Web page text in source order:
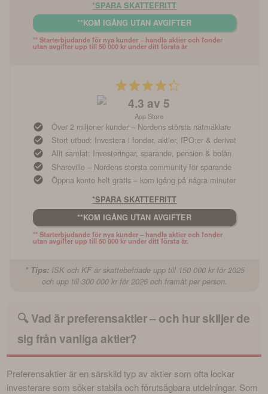
*SPARA SKATTEFRITT
**KOM IGÅNG UTAN AVGIFTER
** Starterbjudande för nya kunder – handla aktier och fonder
utan avgifter upp till 50 000 kr under ditt första år
4.3 av 5
App Store
Över 2 miljoner kunder – Nordens största nätmäklare
Stort utbud: Investera i fonder, aktier, IPO:er & derivat
Allt samlat: Investeringar, sparande, pension & bolån
Shareville – Nordens största community för sparande
Öppna konto helt gratis – kom igång på några minuter
*SPARA SKATTEFRITT
**KOM IGÅNG UTAN AVGIFTER
** Starterbjudande för nya kunder – handla aktier och fonder
utan avgifter upp till 50 000 kr under ditt första år.
* Tips:ISK och KF är skattebefriade upp till 150 000 kr för 2025
och upp till 300 000 kr för 2026 och framåt per person.
🔍 Vad är preferensaktier – och hur skiljer de
sig från vanliga aktier?
Preferensaktier är en särskild typ av aktier som ofta lockar
investerare som söker stabila och förutsägbara utdelningar. Som